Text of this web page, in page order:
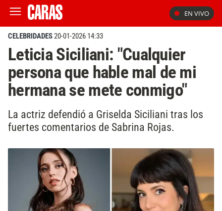
EN VIVO
CELEBRIDADES20-01-2026 14:33
Leticia Siciliani: "Cualquier
persona que hable mal de mi
hermana se mete conmigo"
La actriz defendió a Griselda Siciliani tras los
fuertes comentarios de Sabrina Rojas.